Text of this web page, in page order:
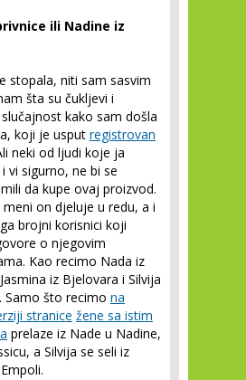
ili Nadine iz
stopala, niti sam sasvim
šta su čukljevi i
kako sam došla
koji je usput registrovan
neki od ljudi koje ja
vi sigurno, ne bi se
da kupe ovaj proizvod.
meni on djeluje u redu, a i
brojni korisnici koji
o njegovim
Kao recimo Nada iz
iz Bjelovara i Silvija
Samo što recimo na
stranice žene sa istim
prelaze iz Nade u Nadine,
a Silvija se seli iz